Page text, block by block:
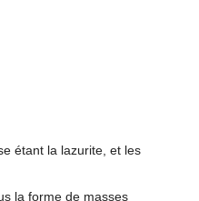
étant la lazurite, et les
la forme de masses